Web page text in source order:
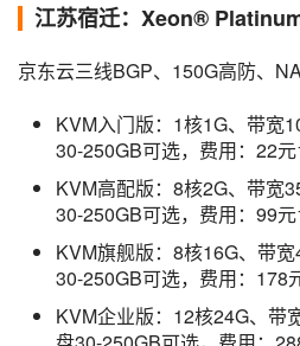
江苏宿迁：Xeon®
京东云三线BGP、150G高防、
KVM入门版：1核1G、带宽
30-250GB可选，费用：22元
KVM高配版：8核2G、带宽
30-250GB可选，费用：99元
KVM旗舰版：8核16G、带
30-250GB可选，费用：178
KVM企业版：12核24G、带